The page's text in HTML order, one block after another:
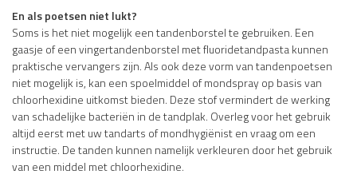
En als poetsen niet lukt?
Soms is het niet mogelijk een tandenborstel te gebruiken. Een
gaasje of een vingertandenborstel met fluoridetandpasta kunnen
praktische vervangers zijn. Als ook deze vorm van tandenpoetsen
niet mogelijk is, kan een spoelmiddel of mondspray op basis van
chloorhexidine uitkomst bieden. Deze stof vermindert de werking
van schadelijke bacteriën in de tandplak. Overleg voor het gebruik
altijd eerst met uw tandarts of mondhygiënist en vraag om een
instructie. De tanden kunnen namelijk verkleuren door het gebruik
van een middel met chloorhexidine.